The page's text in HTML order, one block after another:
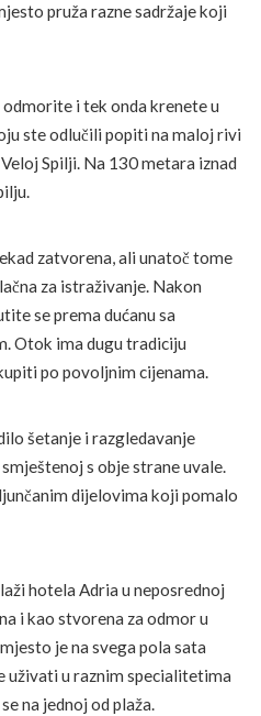
pruža razne sadržaje koji
i tek onda krenete u
ste odlučili popiti na maloj rivi
Spilji. Na 130 metara iznad
zatvorena, ali unatoč tome
za istraživanje. Nakon
se prema dućanu sa
Otok ima dugu tradiciju
po povoljnim cijenama.
šetanje i razgledavanje
s obje strane uvale.
dijelovima koji pomalo
hotela Adria u neposrednoj
i kao stvorena za odmor u
je na svega pola sata
uživati u raznim specialitetima
na jednoj od plaža.